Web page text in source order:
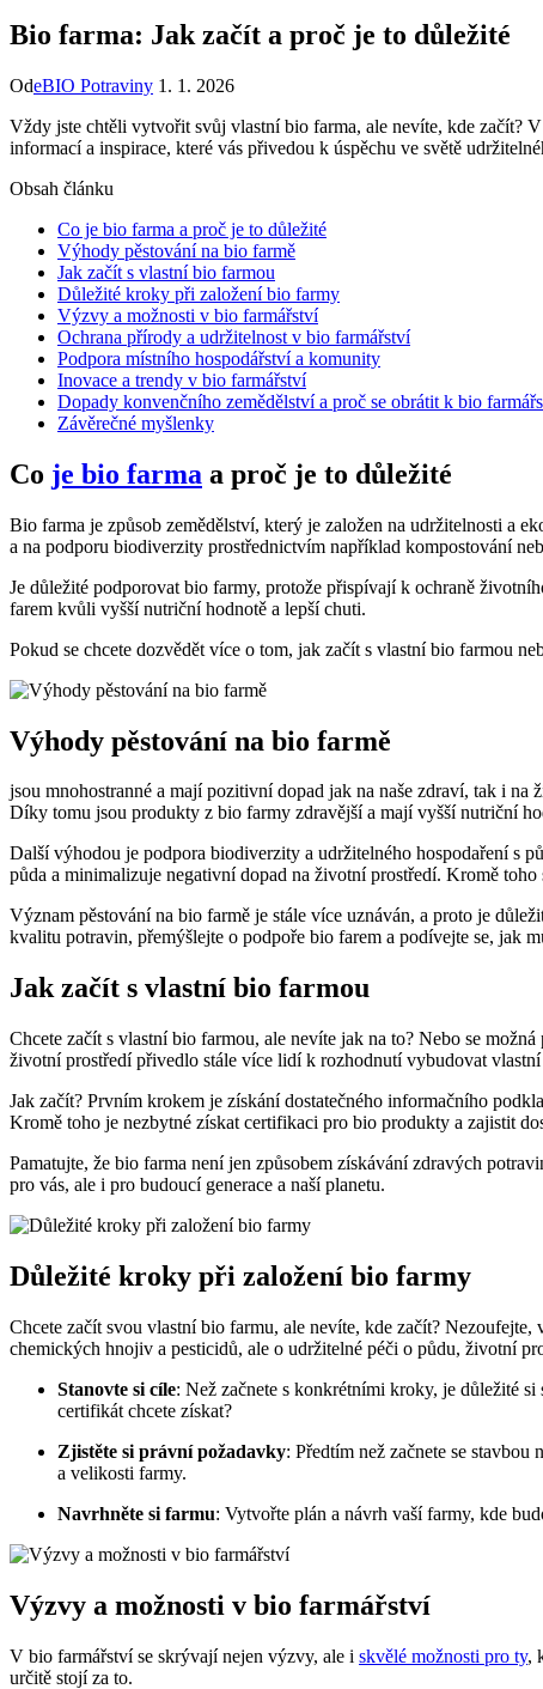
Bio farma: Jak začít a proč je to důležité
OdeBIO Potraviny 1. 1. 2026
Vždy ‍jste chtěli vytvořit svůj ‍vlastní bio farma, ale nevíte, ⁣kde ‌začít?
informací⁣ a inspirace, které vás přivedou k‍ úspěchu⁣ ve světě
Obsah článku
Co je bio farma a proč je to důležité
Výhody pěstování na bio farmě
Jak začít s vlastní bio farmou
Důležité kroky ​při založení bio farmy
Výzvy a možnosti v bio farmářství
Ochrana přírody a udržitelnost v bio farmářství
Podpora místního‍ hospodářství a ⁣komunity
Inovace a trendy v bio farmářství
Dopady konvenčního zemědělství​ a proč se obrátit⁢ k bio
Závěrečné myšlenky
Co je bio farma a proč je to důležité
Bio⁤ farma je ‍způsob ⁢zemědělství, který je založen na udržitelnosti a
a na podporu biodiverzity ⁤prostřednictvím ⁢například ⁣kompostování
Je důležité podporovat bio farmy, protože přispívají k‍ ochraně
⁤farem kvůli ⁣vyšší nutriční ⁣hodnotě a ⁣lepší⁢ chuti.
Pokud se chcete dozvědět více o‌ tom, jak začít⁢ s vlastní bio farmou
Výhody pěstování na bio farmě
jsou ⁣mnohostranné⁢ a mají pozitivní dopad jak na naše zdraví, tak i
Díky tomu jsou produkty ⁤z ‌bio farmy zdravější a mají‌ vyšší nutriční
Další výhodou je podpora biodiverzity a udržitelného ⁣hospodaření s
půda a minimalizuje negativní dopad na životní prostředí. Kromě
Význam pěstování na bio farmě je stále více uznáván,‌ a proto‌ je
kvalitu potravin, přemýšlejte o podpoře bio ​farem a podívejte se, jak
Jak začít s vlastní bio farmou
Chcete začít s vlastní bio farmou, ale nevíte jak⁢ na to? Nebo se
životní prostředí přivedlo stále ​více lidí k rozhodnutí vybudovat
Jak začít? Prvním krokem je získání dostatečného informačního
Kromě toho je nezbytné získat certifikaci pro bio produkty a zajistit
Pamatujte, že bio farma není jen způsobem ​získávání⁤ zdravých
pro​ vás, ale i pro budoucí generace a‌ naší planetu.
Důležité kroky ​při založení bio farmy
Chcete začít svou vlastní bio farmu, ale nevíte, kde začít?
chemických hnojiv a pesticidů, ale o udržitelné péči ‌o půdu, životní
Stanovte si cíle:‌ Než⁤ začnete s konkrétními ‌kroky, je‍ důležité‌
certifikát chcete získat?
Zjistěte si právní​ požadavky: Předtím než začnete se‌
a velikosti farmy.
Navrhněte si farmu: ‌Vytvořte plán a ⁣návrh‍ vaší farmy, kde
Výzvy a možnosti v bio farmářství
V bio farmářství se skrývají nejen výzvy, ale i skvělé možnosti pro ty,
určitě stojí za to.